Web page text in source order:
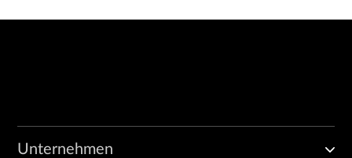
Unternehmen